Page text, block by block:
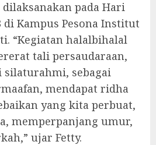
pada Hari
di Kampus Pesona Institut
“Kegiatan halalbihalal
tali persaudaraan,
sebagai
mendapat ridha
yang kita perbuat,
memperpanjang umur,
ujar Fetty.